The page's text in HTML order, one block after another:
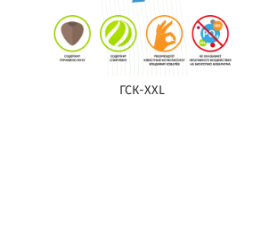
ГСК-XXL